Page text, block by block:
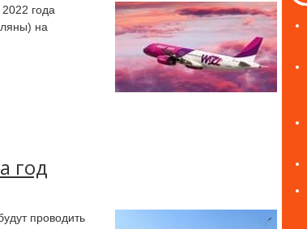
года
на
год
проводить